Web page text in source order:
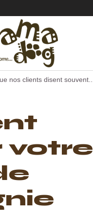
nos clients disent souvent...
votre